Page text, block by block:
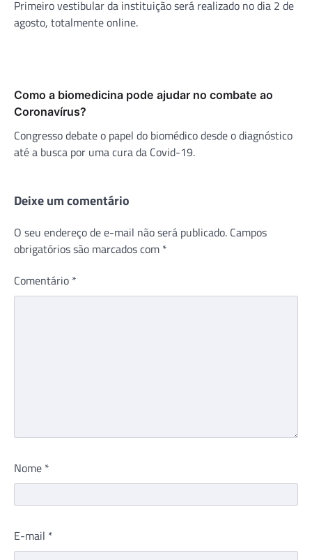
Primeiro vestibular da instituição será realizado no dia 2 de
agosto, totalmente online.
Como a biomedicina pode ajudar no combate ao
Coronavírus?
Congresso debate o papel do biomédico desde o diagnóstico
até a busca por uma cura da Covid-19.
Deixe um comentário
O seu endereço de e-mail não será publicado. Campos
obrigatórios são marcados com *
Comentário *
Nome *
E-mail *